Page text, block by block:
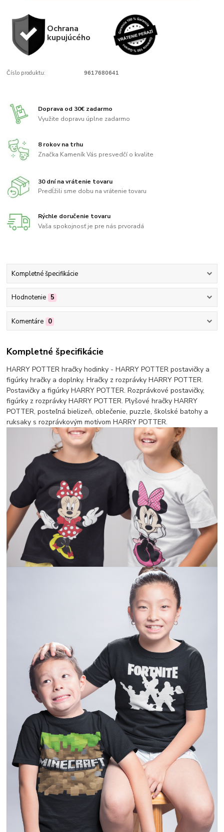
Ochrana
kupujúcého
Číslo produktu: 9617680641
Doprava od 30€ zadarmo
Využite dopravu úplne zadarmo
8 rokov na trhu
Značka Kameník Vás presvedčí o kvalite
30 dní na vrátenie tovaru
Predĺžili sme dobu na vrátenie tovaru
Rýchle doručenie tovaru
Vaša spokojnosť je pre nás prvoradá
Kompletné špecifikácie
Hodnotenie 5
Komentáre 0
Kompletné špecifikácie
HARRY POTTER hračky hodinky - HARRY POTTER postavičky a
figúrky hračky a doplnky. Hračky z rozprávky HARRY POTTER.
Postavičky a figúrky HARRY POTTER. Rozprávkové postavičky,
figúrky z rozprávky HARRY POTTER. Plyšové hračky HARRY
POTTER, posteľná bielizeň, oblečenie, puzzle, školské batohy a
ruksaky s rozprávkovým motívom HARRY POTTER.